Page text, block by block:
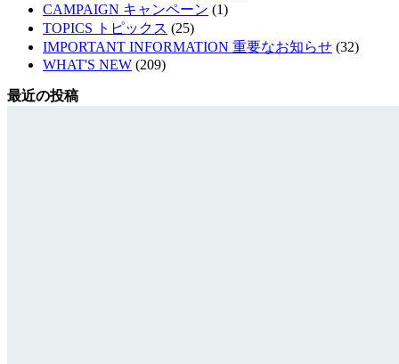
CAMPAIGN キャンペーン (1)
TOPICS トピックス (25)
IMPORTANT INFORMATION 重要なお知らせ (32)
WHAT'S NEW (209)
最近の投稿